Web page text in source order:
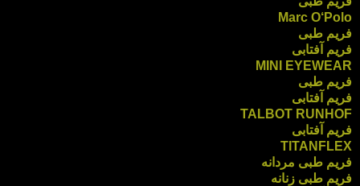
Marc O‘Polo
فریم طبی
فریم آفتابی
MINI EYEWEAR
فریم طبی
فریم آفتابی
TALBOT RUNHOF
فریم آفتابی
TITANFLEX
فریم طبی مردانه
فریم طبی زنانه